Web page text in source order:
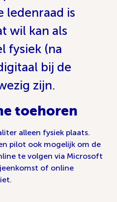
ledenraad is
wil kan als
fysiek (na
bij de
zijn.
toehoren
alleen fysiek plaats.
pilot ook mogelijk om de
te volgen via Microsoft
of online